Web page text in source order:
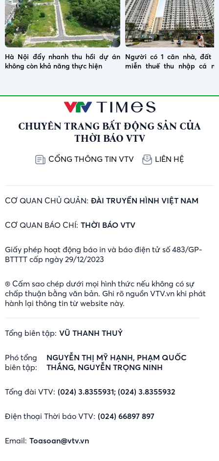
Hà Nội đẩy nhanh thu hồi dự án
không còn khả năng thực hiện
Người có 1 căn nhà, đất
miễn thuế thu nhập cá
CHUYÊN TRANG BẤT ĐỘNG SẢN CỦA
THỜI BÁO VTV
CỔNG THÔNG TIN VTV LIÊN HỆ
CƠ QUAN CHỦ QUẢN: ĐÀI TRUYỀN HÌNH VIỆT NAM
CƠ QUAN BÁO CHÍ: THỜI BÁO VTV
Giấy phép hoạt động báo in và báo điện tử số 483/GP-
BTTTT cấp ngày 29/12/2023
® Cấm sao chép dưới mọi hình thức nếu không có sự
chấp thuận bằng văn bản. Ghi rõ nguồn VTV.vn khi phát
hành lại thông tin từ website này.
Tổng biên tập: VŨ THANH THUỶ
Phó tổng
biên tập:
NGUYỄN THỊ MỸ HẠNH, PHẠM QUỐC
THẮNG, NGUYỄN TRỌNG NINH
Tổng đài VTV: (024) 3.8355931; (024) 3.8355932
Điện thoại Thời báo VTV: (024) 66897 897
Email: Toasoan@vtv.vn